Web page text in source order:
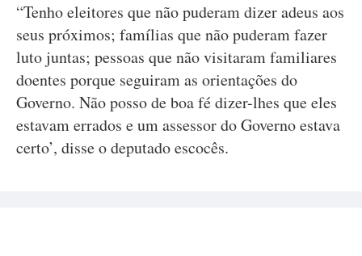
“Tenho eleitores que não puderam dizer adeus aos
seus próximos; famílias que não puderam fazer
luto juntas; pessoas que não visitaram familiares
doentes porque seguiram as orientações do
Governo. Não posso de boa fé dizer-lhes que eles
estavam errados e um assessor do Governo estava
certo’, disse o deputado escocês.